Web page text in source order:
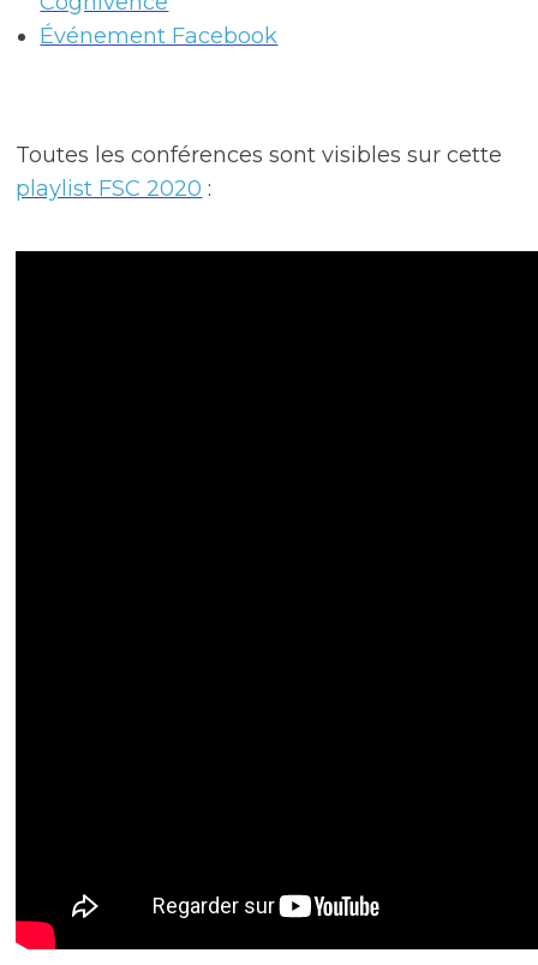
Événement Facebook
Toutes les conférences sont visibles sur cette
playlist FSC 2020 :